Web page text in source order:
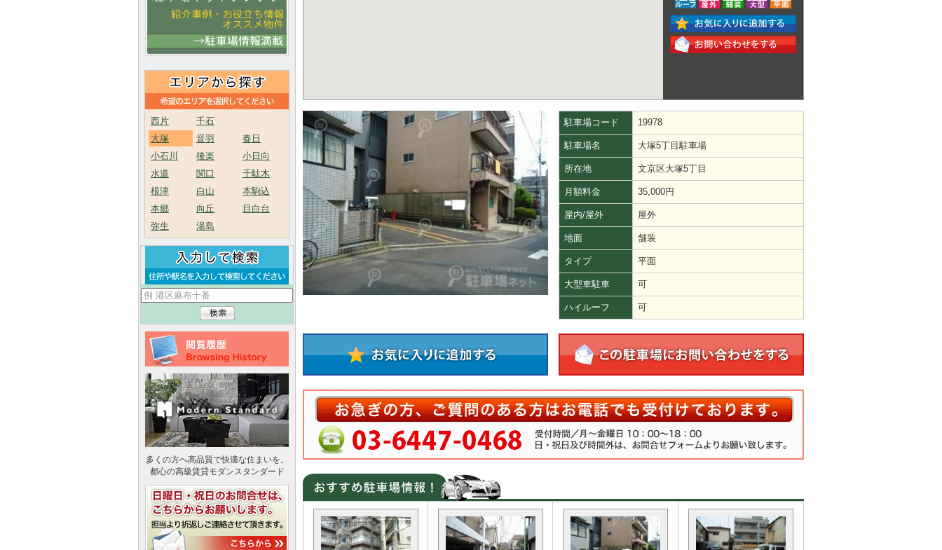
西片
千石
大塚
音羽
春日
小石川
後楽
小日向
水道
関口
千駄木
根津
白山
本駒込
本郷
向丘
目白台
弥生
湯島
多くの方へ高品質で快適な住まいを。
都心の高級賃貸モダンスタンダード
駐車場コード 19978
駐車場名 大塚5丁目駐車場
所在地 文京区大塚5丁目
月額料金 35,000円
屋内/屋外 屋外
地面 舗装
タイプ 平面
大型車駐車 可
ハイルーフ 可